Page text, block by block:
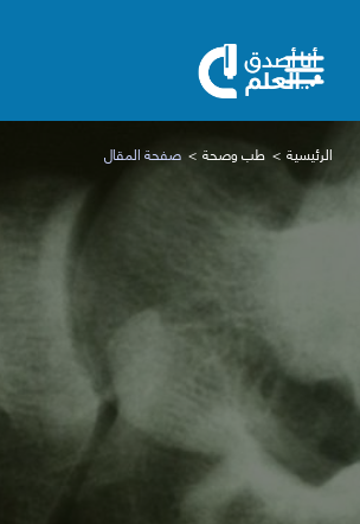
الرئيسية طب وصحة صفحة المقال